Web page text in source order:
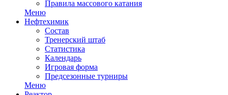
Правила массового катания
Меню
Нефтехимик
Состав
Тренерский штаб
Статистика
Календарь
Игровая форма
Предсезонные турниры
Меню